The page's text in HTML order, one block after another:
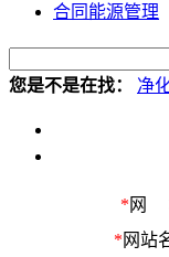
合同能源管理
您是不是在找： 净
* 网
* 网站